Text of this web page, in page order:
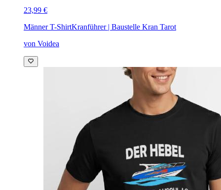
23,99 €
Männer T-ShirtKranführer | Baustelle Kran Tarot
von Voidea